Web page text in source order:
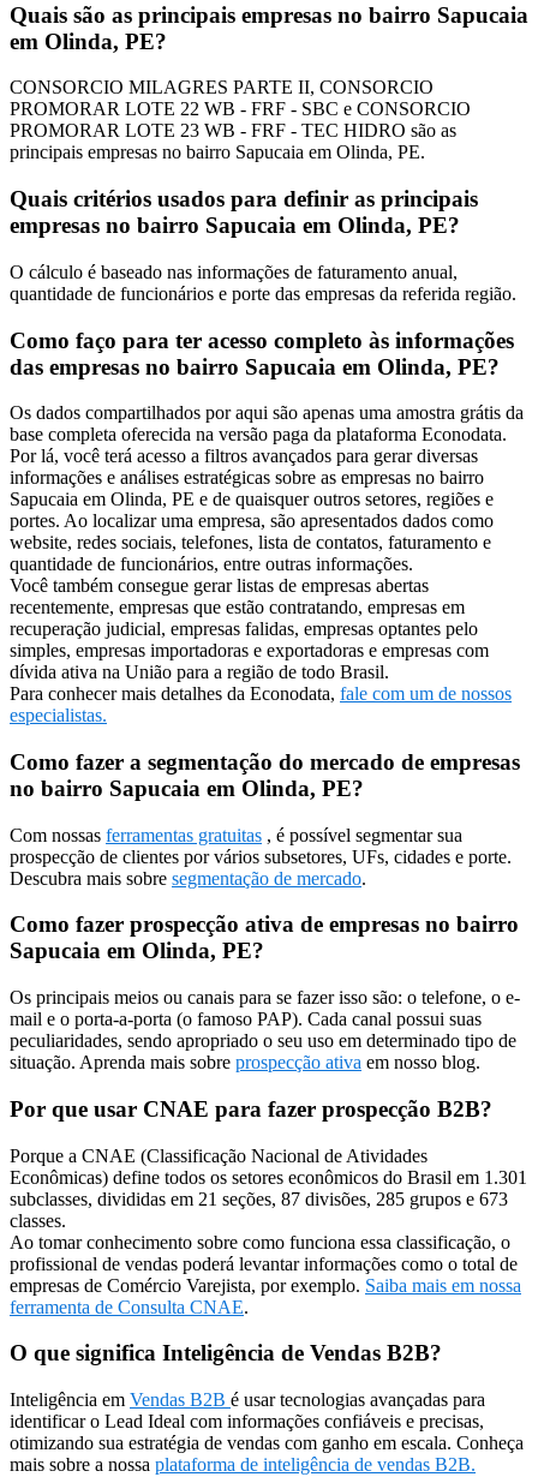
Quais são as principais empresas no bairro Sapucaia
em Olinda, PE?
CONSORCIO MILAGRES PARTE II, CONSORCIO
PROMORAR LOTE 22 WB - FRF - SBC e CONSORCIO
PROMORAR LOTE 23 WB - FRF - TEC HIDRO são as
principais empresas no bairro Sapucaia em Olinda, PE.
Quais critérios usados para definir as principais
empresas no bairro Sapucaia em Olinda, PE?
O cálculo é baseado nas informações de faturamento anual,
quantidade de funcionários e porte das empresas da referida região.
Como faço para ter acesso completo às informações
das empresas no bairro Sapucaia em Olinda, PE?
Os dados compartilhados por aqui são apenas uma amostra grátis da
base completa oferecida na versão paga da plataforma Econodata.
Por lá, você terá acesso a filtros avançados para gerar diversas
informações e análises estratégicas sobre as empresas no bairro
Sapucaia em Olinda, PE e de quaisquer outros setores, regiões e
portes. Ao localizar uma empresa, são apresentados dados como
website, redes sociais, telefones, lista de contatos, faturamento e
quantidade de funcionários, entre outras informações.
Você também consegue gerar listas de empresas abertas
recentemente, empresas que estão contratando, empresas em
recuperação judicial, empresas falidas, empresas optantes pelo
simples, empresas importadoras e exportadoras e empresas com
dívida ativa na União para a região de todo Brasil.
Para conhecer mais detalhes da Econodata, fale com um de nossos
especialistas.
Como fazer a segmentação do mercado de empresas
no bairro Sapucaia em Olinda, PE?
Com nossas ferramentas gratuitas , é possível segmentar sua
prospecção de clientes por vários subsetores, UFs, cidades e porte.
Descubra mais sobre segmentação de mercado.
Como fazer prospecção ativa de empresas no bairro
Sapucaia em Olinda, PE?
Os principais meios ou canais para se fazer isso são: o telefone, o e-
mail e o porta-a-porta (o famoso PAP). Cada canal possui suas
peculiaridades, sendo apropriado o seu uso em determinado tipo de
situação. Aprenda mais sobre prospecção ativa em nosso blog.
Por que usar CNAE para fazer prospecção B2B?
Porque a CNAE (Classificação Nacional de Atividades
Econômicas) define todos os setores econômicos do Brasil em 1.301
subclasses, divididas em 21 seções, 87 divisões, 285 grupos e 673
classes.
Ao tomar conhecimento sobre como funciona essa classificação, o
profissional de vendas poderá levantar informações como o total de
empresas de Comércio Varejista, por exemplo. Saiba mais em nossa
ferramenta de Consulta CNAE.
O que significa Inteligência de Vendas B2B?
Inteligência em Vendas B2B é usar tecnologias avançadas para
identificar o Lead Ideal com informações confiáveis e precisas,
otimizando sua estratégia de vendas com ganho em escala. Conheça
mais sobre a nossa plataforma de inteligência de vendas B2B.